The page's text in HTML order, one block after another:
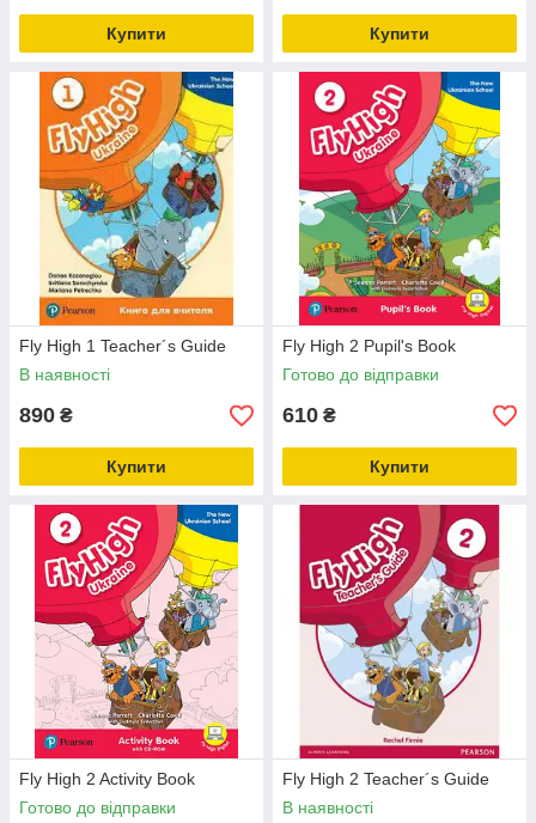
Купити Купити
Fly High 1 Teacher´s Guide
В наявності
890 ₴
Купити
Fly High 2 Pupil's Book
Готово до відправки
610 ₴
Купити
Fly High 2 Activity Book
Готово до відправки
Fly High 2 Teacher´s Guide
В наявності